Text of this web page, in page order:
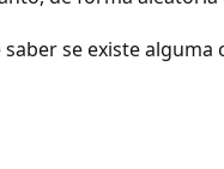
saber se existe